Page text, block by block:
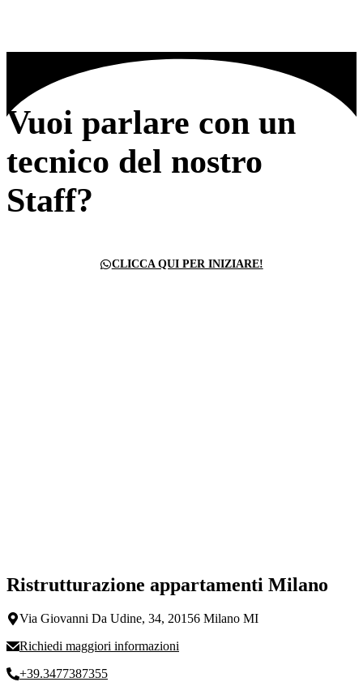
Vuoi parlare con un
tecnico del nostro
Staff?
CLICCA QUI PER INIZIARE!
Ristrutturazione appartamenti Milano
Via Giovanni Da Udine, 34, 20156 Milano MI
Richiedi maggiori informazioni
+39.3477387355